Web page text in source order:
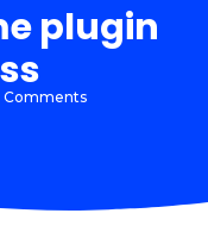
plugin
Comments